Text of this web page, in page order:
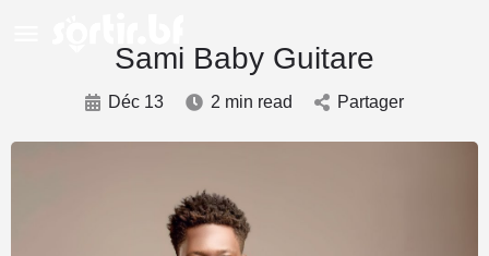
Sami Baby Guitare
Déc 13 2 min read Partager